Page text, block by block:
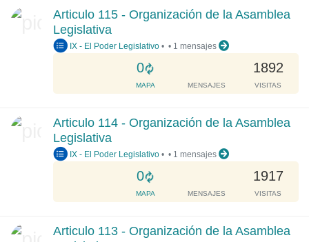
i
g
.
.
.
Articulo 115 - Organización de la Asamblea
Legislativa
IX - El Poder Legislativo •
0
L
o
a
i
g
.
.
.
MAPA MENSAJES
1892
VISITAS
• 1 mensajes
Articulo 114 - Organización de la Asamblea
Legislativa
IX - El Poder Legislativo •
0
L
o
a
i
MAPA MENSAJES
1917
VISITAS
• 1 mensajes
Articulo 113 - Organización de la Asamblea